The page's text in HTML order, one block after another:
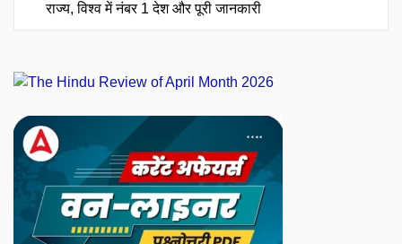
राज्य, विश्व में नंबर 1 देश और पूरी जानकारी